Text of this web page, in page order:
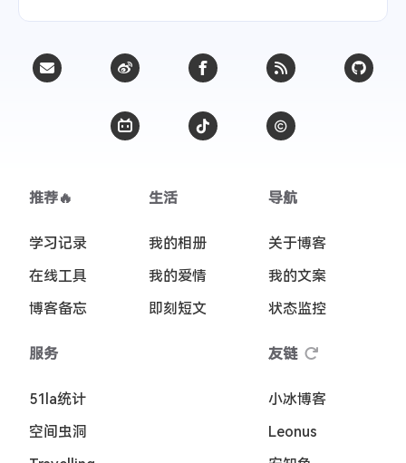
推荐🔥
学习记录
在线工具
博客备忘
生活
我的相册
我的爱情
即刻短文
导航
关于博客
我的文案
状态监控
服务
51la统计
空间虫洞
友链
小冰博客
Leonus